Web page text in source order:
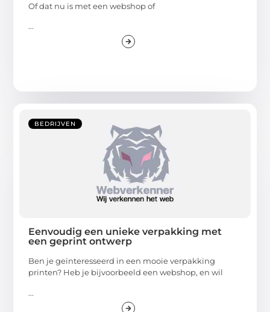
Of dat nu is met een webshop of
...
BEDRIJVEN
Eenvoudig een unieke verpakking met
een geprint ontwerp
Ben je geïnteresseerd in een mooie verpakking
printen? Heb je bijvoorbeeld een webshop, en wil
...